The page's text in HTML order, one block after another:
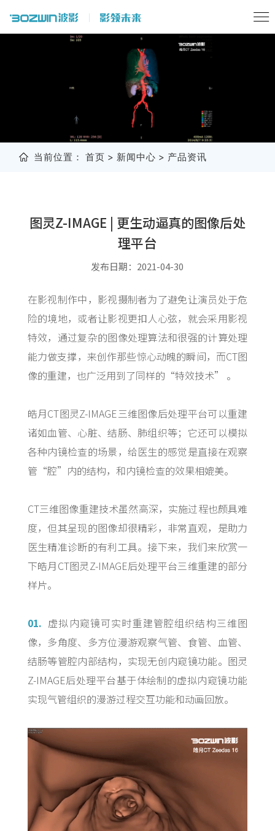
当前位置： 首页 > 新闻中心 > 产品资讯
图灵Z-IMAGE | 更生动逼真的图像后处
理平台
发布日期：2021-04-30
在影视制作中，影视摄制者为了避免让演员处于危
险的境地，或者让影视更扣人心弦，就会采用影视
特效，通过复杂的图像处理算法和很强的计算处理
能力做支撑，来创作那些惊心动魄的瞬间，而CT图
像的重建，也广泛用到了同样的“特效技术” 。
皓月CT图灵Z-IMAGE三维图像后处理平台可以重建
诸如血管、心脏、结肠、肺组织等；它还可以模拟
各种内镜检查的场景，给医生的感觉是直接在观察
管“腔”内的结构，和内镜检查的效果相媲美。
CT三维图像重建技术虽然高深，实施过程也颇具难
度，但其呈现的图像却很精彩，非常直观，是助力
医生精准诊断的有利工具。接下来，我们来欣赏一
下皓月CT图灵Z-IMAGE后处理平台三维重建的部分
样片。
01. 虚拟内窥镜可实时重建管腔组织结构三维图
像，多角度、多方位漫游观察气管、食管、血管、
结肠等管腔内部结构，实现无创内窥镜功能。图灵
Z-IMAGE后处理平台基于体绘制的虚拟内窥镜功能
实现气管组织的漫游过程交互功能和动画回放。